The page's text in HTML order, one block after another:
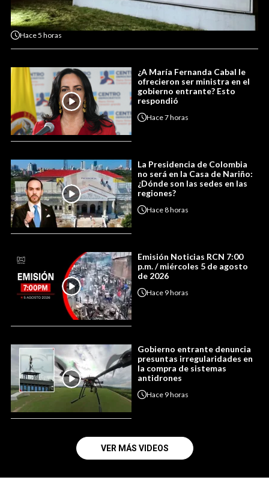
Hace5 horas
¿A María Fernanda Cabal le
ofrecieron ser ministra en el
gobierno entrante? Esto
respondió
Hace7 horas
La Presidencia de Colombia
no será en la Casa de Nariño:
¿Dónde son las sedes en las
regiones?
Hace8 horas
Emisión Noticias RCN 7:00
p.m. / miércoles 5 de agosto
de 2026
Hace 9 horas
Gobierno entrante denuncia
presuntas irregularidades en
la compra de sistemas
antidrones
Hace 9 horas
VER MÁS VIDEOS